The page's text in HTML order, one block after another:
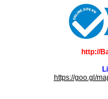
http://
https://goo.gl/